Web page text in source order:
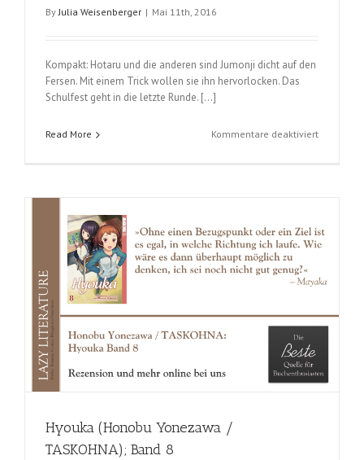
By Julia Weisenberger | Mai 11th, 2016
Kompakt: Hotaru und die anderen sind Jumonji dicht auf den
Fersen. Mit einem Trick wollen sie ihn hervorlocken. Das
Schulfest geht in die letzte Runde. […]
Read More Kommentare deaktiviertfür
Band
9
Hyouka (Honobu Yonezawa /
TASKOHNA); Band 8